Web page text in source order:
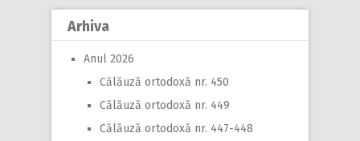
Arhiva
Anul 2026
Călăuză ortodoxă nr. 450
Călăuză ortodoxă nr. 449
Călăuză ortodoxă nr. 447-448